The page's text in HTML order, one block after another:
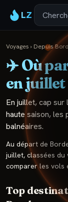
LZ
Voyages › Depuis
✈️ Où
enjuillet
En juillet, cap
haute saison, les
balnéaires.
Au départ de
juillet, classées
comparer les vols
Top